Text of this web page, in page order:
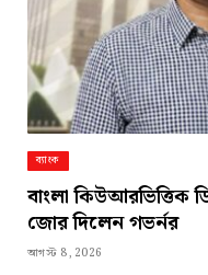
ব্যাংক
বাংলা কিউআরভিত্তিক
জোর দিলেন গভর্নর
আগস্ট 8, 2026